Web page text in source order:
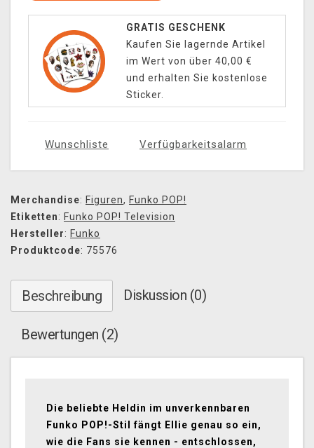
GRATIS GESCHENK
Kaufen Sie lagernde Artikel
im Wert von über 40,00 €
und erhalten Sie kostenlose
Sticker.
Wunschliste Verfügbarkeitsalarm
Merchandise: Figuren, Funko POP!
Etiketten: Funko POP! Television
Hersteller: Funko
Produktcode: 75576
Beschreibung Diskussion (0)
Bewertungen (2)
Die beliebte Heldin im unverkennbaren
Funko POP!-Stil fängt Ellie genau so ein,
wie die Fans sie kennen - entschlossen,